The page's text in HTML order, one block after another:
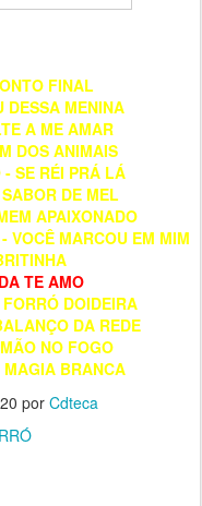
FINAL
DESSA MENINA
A ME AMAR
DOS ANIMAIS
SE RÉI PRÁ LÁ
DE MEL
APAIXONADO
VOCÊ MARCOU EM MIM
TE AMO
DOIDEIRA
DA REDE
NO FOGO
BRANCA
por Cdteca